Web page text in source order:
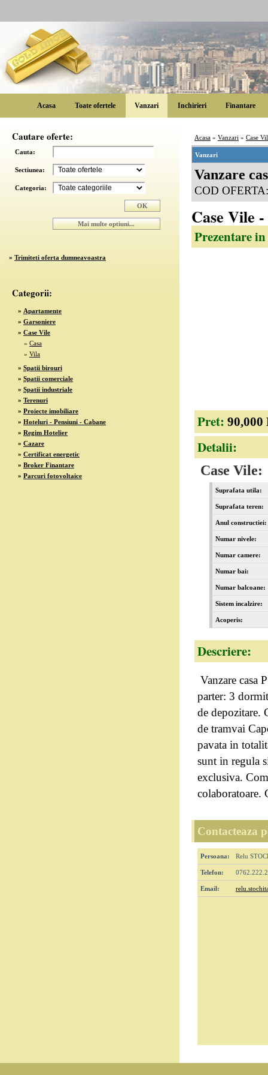
Acasa Toate ofertele Vanzari Inchirieri Finantare
Cautare oferte:
Cauta:
Sectiunea:
Categoria:
» Trimiteti oferta dumneavoastra
Categorii:
» Apartamente
» Garsoniere
» Case Vile
» Casa
» Vila
» Spatii birouri
» Spatii comerciale
» Spatii industriale
» Terenuri
» Proiecte imobiliare
» Hoteluri - Pensiuni - Cabane
» Regim Hotelier
» Cazare
» Certificat energetic
» Broker Finantare
» Parcuri fotovoltaice
Acasa » Vanzari » Case
Vanzari
Vanzare
COD
Case Vile
Prezentare
Pret: 90,000
Detalii:
Case Vile:
Suprafata utila:
Suprafata teren:
Anul constructiei:
Numar nivele:
Numar camere:
Numar bai:
Numar balcoane:
Sistem incalzire:
Acoperis:
Descriere:
Vanzare casa
parter: 3
de depozitare.
de tramvai
pavata in
sunt in regula
exclusiva.
Contacteaza
Persoana: Relu
Telefon:
Email: